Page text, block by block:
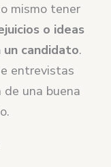
mismo tener
o ideas
candidato.
entrevistas
una buena